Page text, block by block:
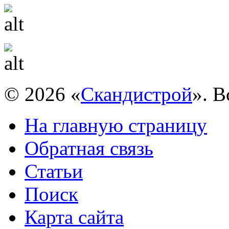
© 2026 «Скандистрой».
На главную страницу
Обратная связь
Статьи
Поиск
Карта сайта